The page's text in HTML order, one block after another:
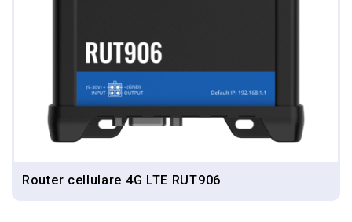
Router cellulare 4G LTE RUT906